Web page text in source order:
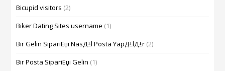
Bicupid visitors (2)
Biker Dating Sites username (1)
Bir Gelin SipariЕџi NasД±l Posta YapД±lД±r (2)
Bir Posta SipariЕџi Gelin (1)